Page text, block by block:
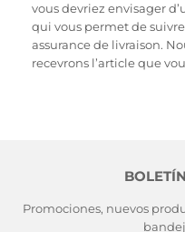
vous devriez envisager
qui vous permet de
assurance de livraison.
recevrons l’article que
Promociones, nuevos